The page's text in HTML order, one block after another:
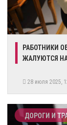
​РАБОТНИКИ
ЖАЛУЮТСЯ
28 июля 2025,
ДОРОГИ И